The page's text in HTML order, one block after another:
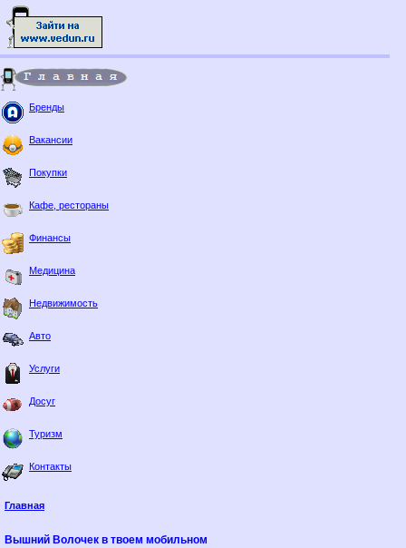
Бренды
Вакансии
Покупки
Кафе, рестораны
Финансы
Медицина
Недвижимость
Авто
Услуги
Досуг
Туризм
Контакты
Главная
Вышний Волочек в твоем мобильном